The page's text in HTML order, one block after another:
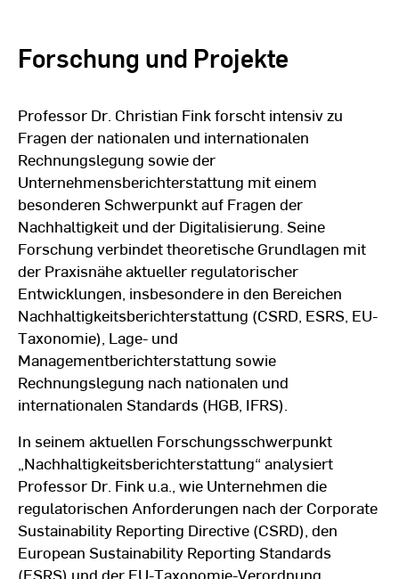
laude an der Universität Augsburg zum Dr. rer. pol.
promoviert. Seine Dissertation behandelte das
Erfolgspotenzialanalyse“. Während der
Promotionszeit von 2002 bis 2007 war er
wissenschaftlicher Mitarbeiter in Vollzeit am
Lehrstuhl für Wirtschaftsprüfung & Controlling bei
Professor Dr. Dr. h.c. mult. Adolf Gerhard
Coenenberg. Parallel dazu übernahm er von 2002
bis 2011 verschiedene Lehraufträge in den
Bereichen Rechnungslegung und Controlling an
diversen Hochschulen und Bildungseinrichtungen.
Christian Fink studierte von 1997 bis 2002
Betriebswirtschaftslehre an der Universität
Augsburg mit den Schwerpunkten
Wirtschaftsprüfung & Controlling sowie
Unternehmensführung & Organisation und schloss
sein Studium als Diplom-Kaufmann ab. Vor seinem
Studium leistete er 1996/97 den Grundwehrdienst
bei der 1. Kompanie des Gebirgsjägerbataillons 233
in Mittenwald.
Forschung und Projekte
Professor Dr. Christian Fink forscht intensiv zu
Fragen der nationalen und internationalen
Rechnungslegung sowie der
Unternehmensberichterstattung mit einem
besonderen Schwerpunkt auf Fragen der
Nachhaltigkeit und der Digitalisierung. Seine
Forschung verbindet theoretische Grundlagen mit
der Praxisnähe aktueller regulatorischer
Entwicklungen, insbesondere in den Bereichen
Nachhaltigkeitsberichterstattung (CSRD, ESRS, EU-
Taxonomie), Lage- und
Managementberichterstattung sowie
Rechnungslegung nach nationalen und
internationalen Standards (HGB, IFRS).
In seinem aktuellen Forschungsschwerpunkt
„Nachhaltigkeitsberichterstattung“ analysiert
Professor Dr. Fink u.a., wie Unternehmen die
regulatorischen Anforderungen nach der Corporate
Sustainability Reporting Directive (CSRD), den
European Sustainability Reporting Standards
(ESRS) und der EU-Taxonomie-Verordnung